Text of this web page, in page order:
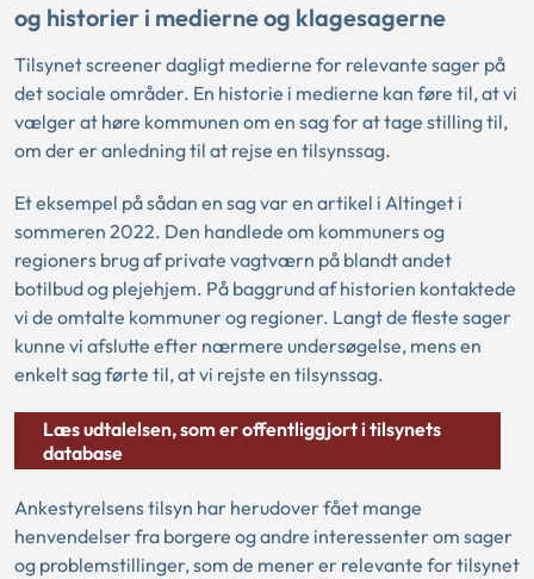
og historier i medierne og klagesagerne
Tilsynet screener dagligt medierne for relevante sager på
det sociale områder. En historie i medierne kan føre til, at vi
vælger at høre kommunen om en sag for at tage stilling til,
om der er anledning til at rejse en tilsynssag.
Et eksempel på sådan en sag var en artikel i Altinget i
sommeren 2022. Den handlede om kommuners og
regioners brug af private vagtværn på blandt andet
botilbud og plejehjem. På baggrund af historien kontaktede
vi de omtalte kommuner og regioner. Langt de fleste sager
kunne vi afslutte efter nærmere undersøgelse, mens en
enkelt sag førte til, at vi rejste en tilsynssag.
Læs udtalelsen, som er offentliggjort i tilsynets
database
Ankestyrelsens tilsyn har herudover fået mange
henvendelser fra borgere og andre interessenter om sager
og problemstillinger, som de mener er relevante for tilsynet